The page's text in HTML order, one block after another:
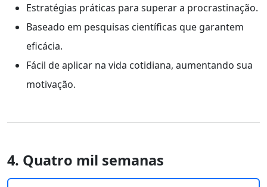
Estratégias práticas para superar a procrastinação.
Baseado em pesquisas científicas que garantem
eficácia.
Fácil de aplicar na vida cotidiana, aumentando sua
motivação.
4. Quatro mil semanas